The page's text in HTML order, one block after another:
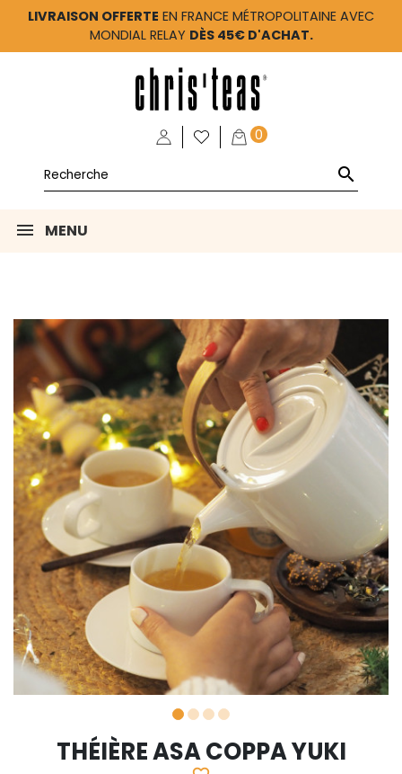
LIVRAISON OFFERTE EN FRANCE MÉTROPOLITAINE AVEC
MONDIAL RELAY DÈS 45€ D'ACHAT.
0

MENU
THÉIÈRE ASA COPPA YUKI